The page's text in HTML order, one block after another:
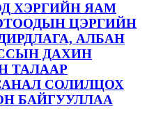
ХЭРГИЙН ЯАМ
ЦЭРГИЙН
АЛБАН
ДАХИН
ТАЛААР
СОЛИЛЦОХ
БАЙГУУЛЛАА